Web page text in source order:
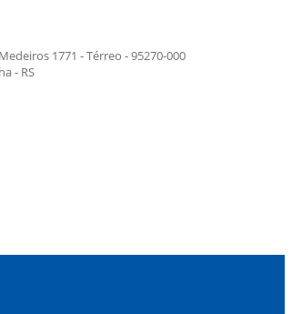
1771 - Térreo - 95270-000
- RS